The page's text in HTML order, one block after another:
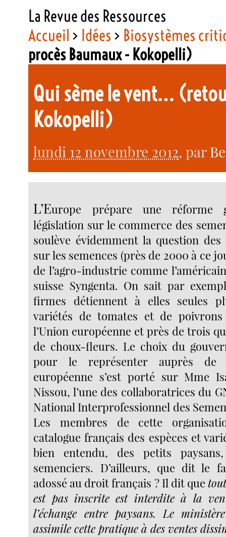
La Revue des Ressources
Accueil > Idées > Biosystèmes
procès Baumaux - Kokopelli)
Qui sème le vent…
Kokopelli)
lundi 12 novembre 2012, par
L’Europe prépare une réforme
législation sur le commerce des
soulève évidemment la question des
sur les semences (près de 2000 à ce
de l’agro-industrie comme
suisse Syngenta. On sait par
firmes détiennent à elles seules
variétés de tomates et de poivrons
l’Union européenne et près de trois
de choux-fleurs. Le choix du
pour le représenter auprès de
européenne s’est porté sur Mme
Nissou, l’une des collaboratrices du
National Interprofessionnel des
Les membres de cette
catalogue français des espèces et
bien entendu, des petits
semenciers. D’ailleurs, que dit le
adossé au droit français ? Il dit que
est pas inscrite est interdite à la
l’échange entre paysans. Le
assimile cette pratique à des ventes